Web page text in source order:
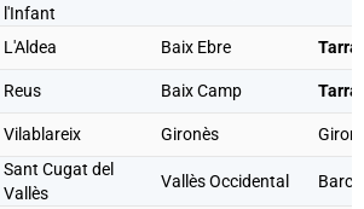
l'Infant
L'Aldea Baix Ebre
Reus Baix Camp
Vilablareix Gironès
Sant Cugat del
Vallès
Vallès Occidental